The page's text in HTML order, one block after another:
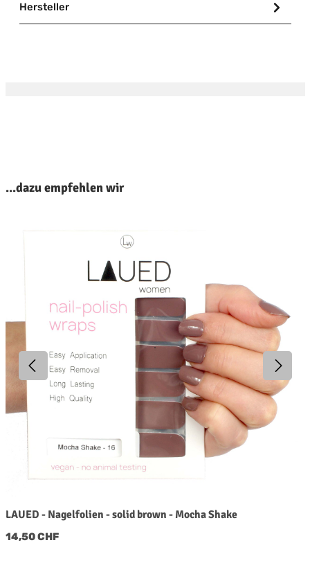
Hersteller
...dazu empfehlen wir
LAUED - Nagelfolien - solid brown - Mocha Shake
Regulärer Preis:
14,50 CHF